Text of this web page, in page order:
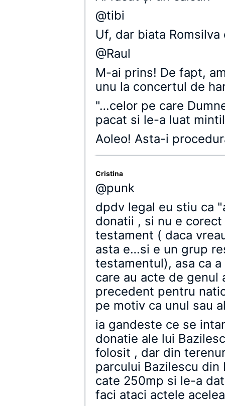
@tibi
Uf, dar biata
@Raul
M-ai prins! De fapt,
unu la concertul de
"…celor pe care
pacat si le-a luat
Aoleo! Asta-i
Cristina
@punk
dpdv legal eu stiu ca
donatii , si nu e
testament ( daca
asta e…si e un grup
testamentul), asa ca
care au acte de genul
precedent pentru
pe motiv ca unul sau
ia gandeste ce se
donatie ale lui
folosit , dar din
parcului Bazilescu
cate 250mp si le-a
faci ataci actele